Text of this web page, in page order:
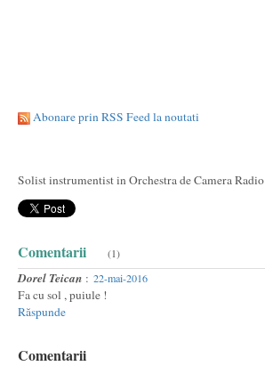
Abonare prin RSS Feed la noutati
Solist instrumentist in Orchestra de Camera Radio
Comentarii (1)
Dorel Teican : 22-mai-2016
Fa cu sol , puiule !
Răspunde
Comentarii